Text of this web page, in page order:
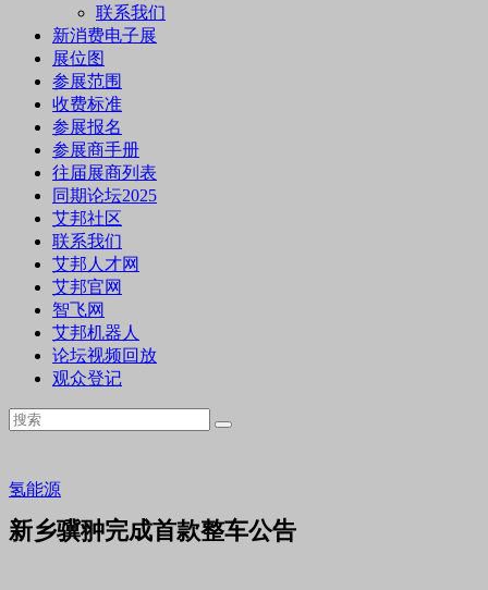
联系我们
新消费电子展
展位图
参展范围
收费标准
参展报名
参展商手册
往届展商列表
同期论坛2025
艾邦社区
联系我们
艾邦人才网
艾邦官网
智飞网
艾邦机器人
论坛视频回放
观众登记
氢能源
新乡骥翀完成首款整车公告